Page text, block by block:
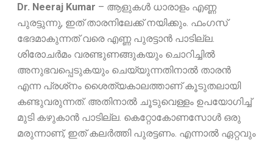
Dr. Neeraj Kumar – ആളുകൾ ധാരാളം എണ്ണ
പുരട്ടുന്നു, ഇത് താരനിലേക്ക് നയിക്കും. ഫംഗസ്
ഭേദമാകുന്നത് വരെ എണ്ണ പുരട്ടാൻ പാടില്ല.
ശിരോചർമം വരണ്ടുണങ്ങുകയും ചൊറിച്ചിൽ
അനുഭവപ്പെടുകയും ചെയ്യുന്നതിനാൽ താരൻ
എന്ന പ്രശ്‌നം ശൈത്യകാലത്താണ് കൂടുതലായി
കണ്ടുവരുന്നത്. അതിനാൽ ചൂടുവെള്ളം ഉപയോഗിച്ച്
മുടി കഴുകാൻ പാടില്ല. കെറ്റോകോണസോൾ ഒരു
മരുന്നാണ്, ഇത് കലർത്തി പുരട്ടണം. എന്നാൽ ഏറ്റവും